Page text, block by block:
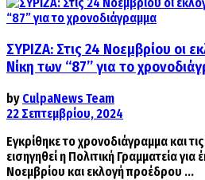
ΣΥΡΙΖΑ: Στις 24 Νοεμβρίου οι
Νίκη των “87” για το
by CulpaNews Team
22 Σεπτεμβρίου, 2024
Εγκρίθηκε το χρονοδιάγραμμα και
εισηγηθεί η Πολιτική Γραμματεία
Νοεμβρίου και εκλογή προέδρου ...